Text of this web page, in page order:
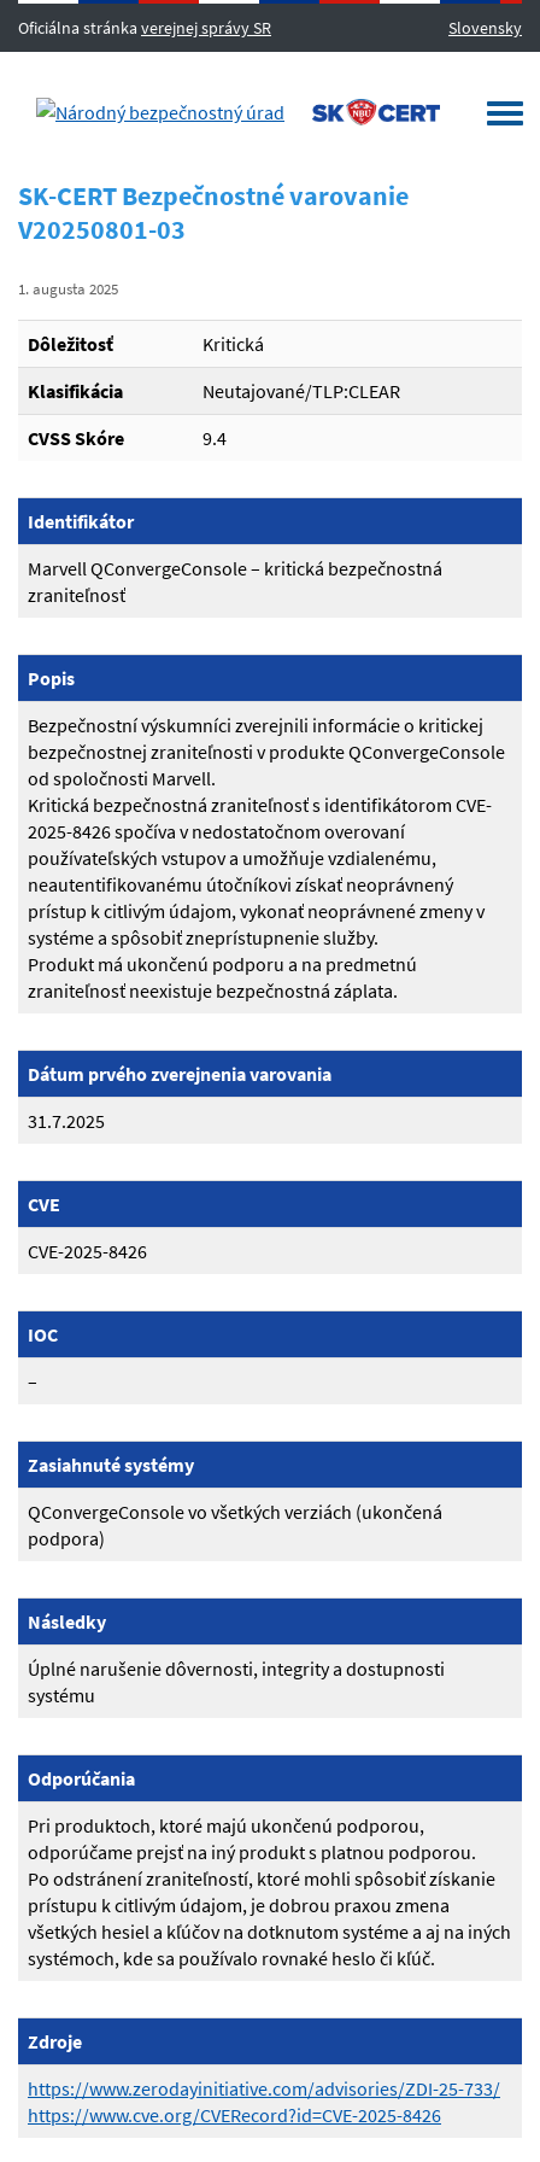
Oficiálna stránka verejnej správy SR Slovensky
MENU
SK-CERT Bezpečnostné varovanie
V20250801-03
1. augusta 2025
Dôležitosť
Kritická
Klasifikácia
Neutajované/TLP:CLEAR
CVSS Skóre
9.4
Identifikátor
Marvell QConvergeConsole – kritická bezpečnostná
zraniteľnosť
Popis
Bezpečnostní výskumníci zverejnili informácie o kritickej
bezpečnostnej zraniteľnosti v produkte QConvergeConsole
od spoločnosti Marvell.
Kritická bezpečnostná zraniteľnosť s identifikátorom CVE-
2025-8426 spočíva v nedostatočnom overovaní
používateľských vstupov a umožňuje vzdialenému,
neautentifikovanému útočníkovi získať neoprávnený
prístup k citlivým údajom, vykonať neoprávnené zmeny v
systéme a spôsobiť zneprístupnenie služby.
Produkt má ukončenú podporu a na predmetnú
zraniteľnosť neexistuje bezpečnostná záplata.
Dátum prvého zverejnenia varovania
31.7.2025
CVE
CVE-2025-8426
IOC
–
Zasiahnuté systémy
QConvergeConsole vo všetkých verziách (ukončená
podpora)
Následky
Úplné narušenie dôvernosti, integrity a dostupnosti
systému
Odporúčania
Pri produktoch, ktoré majú ukončenú podporou,
odporúčame prejsť na iný produkt s platnou podporou.
Po odstránení zraniteľností, ktoré mohli spôsobiť získanie
prístupu k citlivým údajom, je dobrou praxou zmena
všetkých hesiel a kľúčov na dotknutom systéme a aj na iných
systémoch, kde sa používalo rovnaké heslo či kľúč.
Zdroje
https://www.zerodayinitiative.com/advisories/ZDI-25-733/
https://www.cve.org/CVERecord?id=CVE-2025-8426